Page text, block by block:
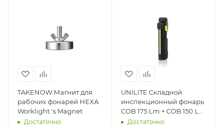
TAKENOW Магнит для
рабочих фонарей HEXA
Worklight 's Magnet
Достаточно
UNILITE Складной
инспекционный фонарь
COB 175 Lm + COB 150 Lm
+ SMD 70 Lm, 350mAh
Достаточно